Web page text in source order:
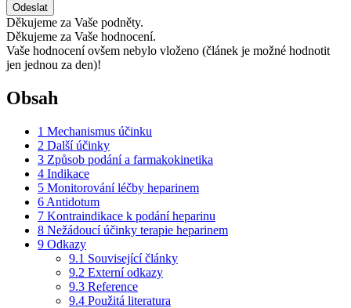
Odeslat
Děkujeme za Vaše podněty.
Děkujeme za Vaše hodnocení.
Vaše hodnocení ovšem nebylo vloženo (článek je možné hodnotit
jen jednou za den)!
Obsah
1 Mechanismus účinku
2 Další účinky
3 Způsob podání a farmakokinetika
4 Indikace
5 Monitorování léčby heparinem
6 Antidotum
7 Kontraindikace k podání heparinu
8 Nežádoucí účinky terapie heparinem
9 Odkazy
9.1 Související články
9.2 Externí odkazy
9.3 Reference
9.4 Použitá literatura